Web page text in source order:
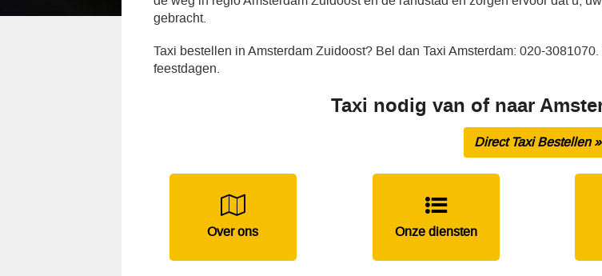
gebracht.
Taxi bestellen in Amsterdam Zuidoost? Bel dan Taxi Amsterdam: 020-
feestdagen.
Taxi nodig van of naar
Direct Taxi Bestellen »
Over ons Onze diensten